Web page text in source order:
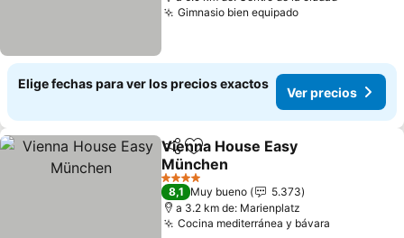
Gimnasio bien equipadoVer precios
Elige fechas para ver los precios exactos
Ver precios
CompartirAgregar a favoritos
Vienna House Easy
München
Ver precios
4 Estrellas
8,1 Muy bueno
5.373
a 3.2 km de: Marienplatz
Cocina mediterránea y bávara